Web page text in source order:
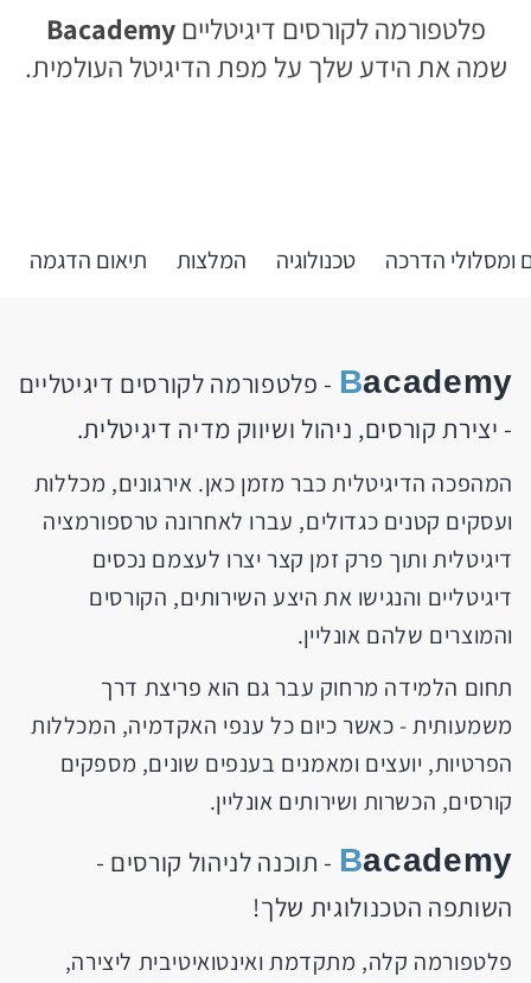
פלטפורמה לקורסים דיגיטלייםBacademy
שמה את הידע שלך על מפת הדיגיטל העולמית.
ומסלולי הדרכה טכנולוגיה המלצות תיאום הדגמה
Bacademy
- פלטפורמה לקורסים דיגיטליים
- יצירת קורסים, ניהול ושיווק מדיה דיגיטלית.
המהפכה הדיגיטלית כבר מזמן כאן. אירגונים, מכללות
ועסקים קטנים כגדולים, עברו לאחרונה טרספורמציה
דיגיטלית ותוך פרק זמן קצר יצרו לעצמם נכסים
דיגיטליים והנגישו את היצע השירותים, הקורסים
והמוצרים שלהם אונליין.
תחום הלמידה מרחוק עבר גם הוא פריצת דרך
משמעותית - כאשר כיום כל ענפי האקדמיה, המכללות
הפרטיות, יועצים ומאמנים בענפים שונים, מספקים
קורסים, הכשרות ושירותים אונליין.
Bacademy
- תוכנה לניהול קורסים -
השותפה הטכנולוגית שלך!
פלטפורמה קלה, מתקדמת ואינטואיטיבית ליצירה,